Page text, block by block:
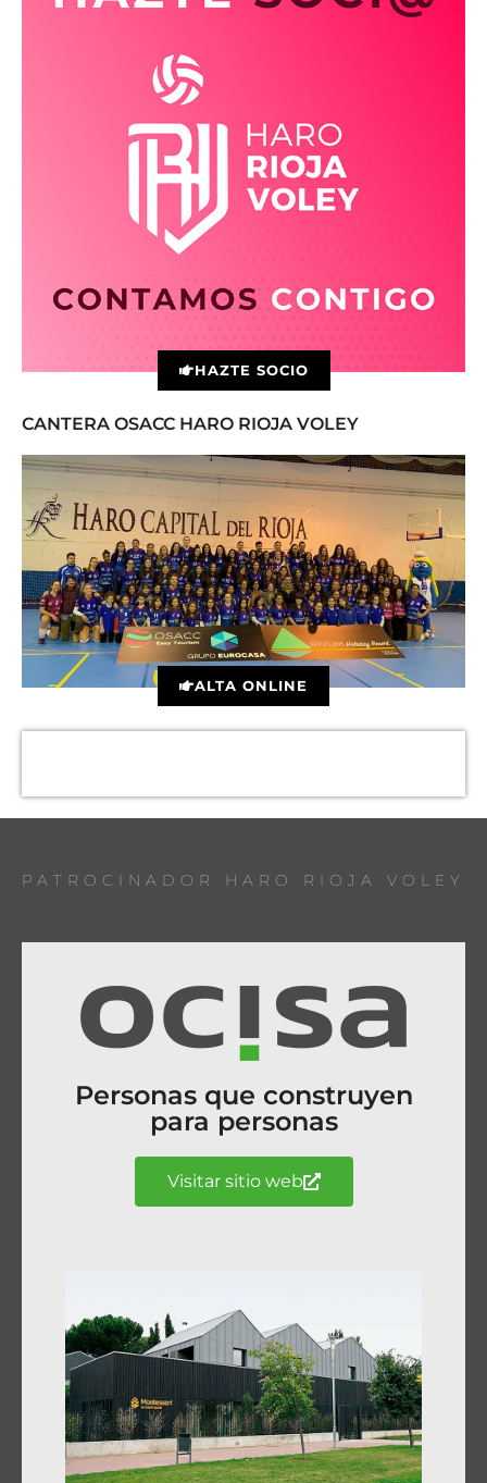
HAZTE SOCIO
CANTERA OSACC HARO RIOJA VOLEY
ALTA ONLINE
PATROCINADOR HARO RIOJA VOLEY
Personas que construyen
para personas
Visitar sitio web